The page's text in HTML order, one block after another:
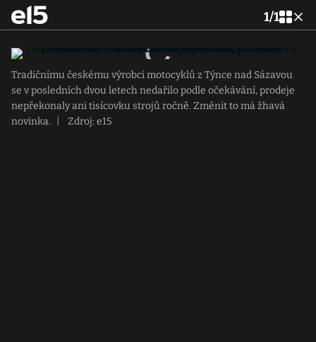
1/1
Tradičnímu českému výrobci motocyklů z Týnce nad Sázavou
se v posledních dvou letech nedařilo podle očekávání, prodeje
nepřekonaly ani tisícovku strojů ročně. Změnit to má žhavá
novinka.
Zdroj: e15